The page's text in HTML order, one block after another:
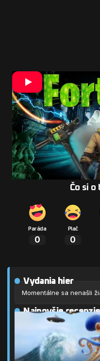
Podobne ako Fortnite
podobnú tematiku a
svojho Halloween
sa v poslednom čase
Rainbow Sixmá tiež
bábikami.
Čo si
Paráda
0
Plač
0
Vydania hier
Momentálne sa nenašli
Najnovšie recenzie